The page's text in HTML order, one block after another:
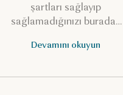
şartları sağlayıp
sağlamadığınızı buradan
Devamını okuyun